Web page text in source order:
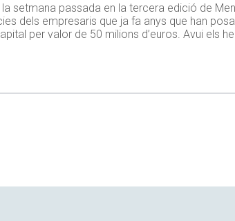
setmana passada en la tercera edició de
dels empresaris que ja fa anys que han
per valor de 50 milions d’euros. Avui els